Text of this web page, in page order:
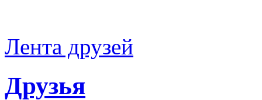
Лента друзей
Друзья